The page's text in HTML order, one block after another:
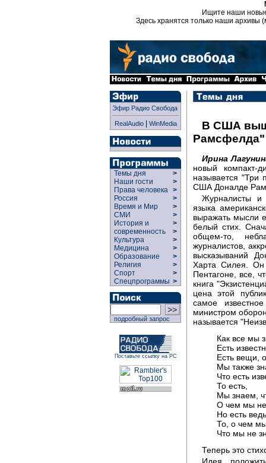
Ищите наши
Здесь хранятся только наши архивы
Эфир Радио Свобода
RealAudio| WinMedia
Темы дня
>
Наши гости
>
Права человека >
Россия
>
Время и Мир
>
СМИ
>
История и
современность
>
>
Культура
>
Медицина
>
Образование
>
Религия
>
Спорт
>
Спецпрограммы >
подробный запрос
Поставьте ссылку на РС
В США
Рамсфелда"
Ирина
новый компакт-
называется "Три
США Доналде
Журналисты и
языка
выражать мысли
белый стих.
общем-то,
журналистов,
высказываний
Харта Силея. Он
Пентагоне, все,
книга
цена этой
самое
министром
называется
Как все мы
Есть
Есть вещи,
Мы также
Что есть
То есть,
Мы знаем,
О чем мы
Но есть
То, о чем
Что мы не
Теперь это
Идея